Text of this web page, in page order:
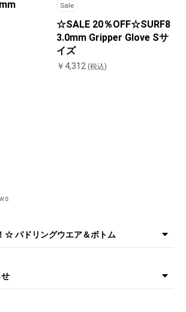
Sale
☆SALE 20％OFF☆SURF8
3.0mm Gripper Glove Sサ
イズ
￥4,312 (税込)
☆ パドリングウエア＆ボトム